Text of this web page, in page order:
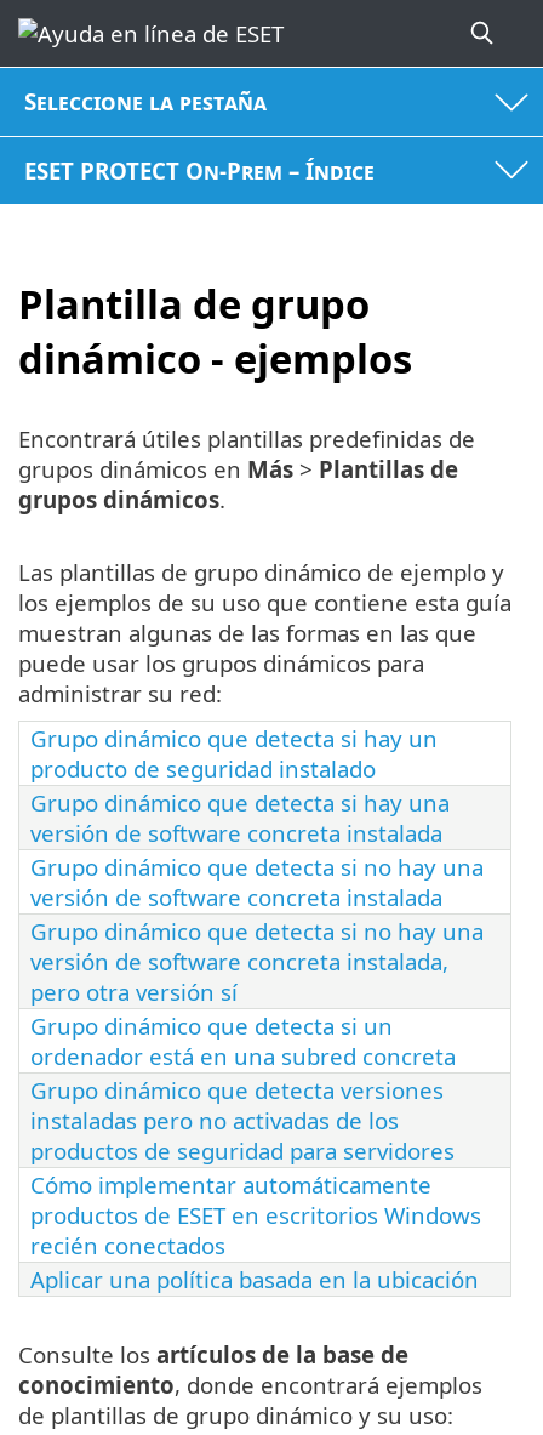
Seleccione la pestaña
ESET PROTECT On-Prem – Índice
Plantilla de grupo
dinámico - ejemplos
Encontrará útiles plantillas predefinidas de
grupos dinámicos en Más > Plantillas de
grupos dinámicos.
Las plantillas de grupo dinámico de ejemplo y
los ejemplos de su uso que contiene esta guía
muestran algunas de las formas en las que
puede usar los grupos dinámicos para
administrar su red:
Grupo dinámico que detecta si hay un
producto de seguridad instalado
Grupo dinámico que detecta si hay una
versión de software concreta instalada
Grupo dinámico que detecta si no hay una
versión de software concreta instalada
Grupo dinámico que detecta si no hay una
versión de software concreta instalada,
pero otra versión sí
Grupo dinámico que detecta si un
ordenador está en una subred concreta
Grupo dinámico que detecta versiones
instaladas pero no activadas de los
productos de seguridad para servidores
Cómo implementar automáticamente
productos de ESET en escritorios Windows
recién conectados
Aplicar una política basada en la ubicación
Consulte los artículos de la base de
conocimiento, donde encontrará ejemplos
de plantillas de grupo dinámico y su uso: